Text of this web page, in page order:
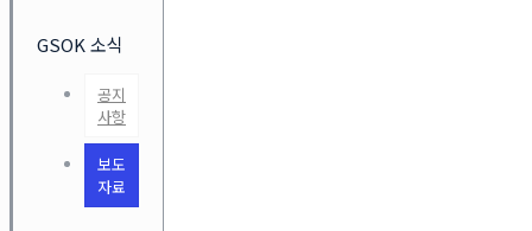
GSOK 소식
공지
사항
보도
자료